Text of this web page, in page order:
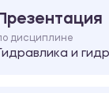
дисциплине
Гидравлика и